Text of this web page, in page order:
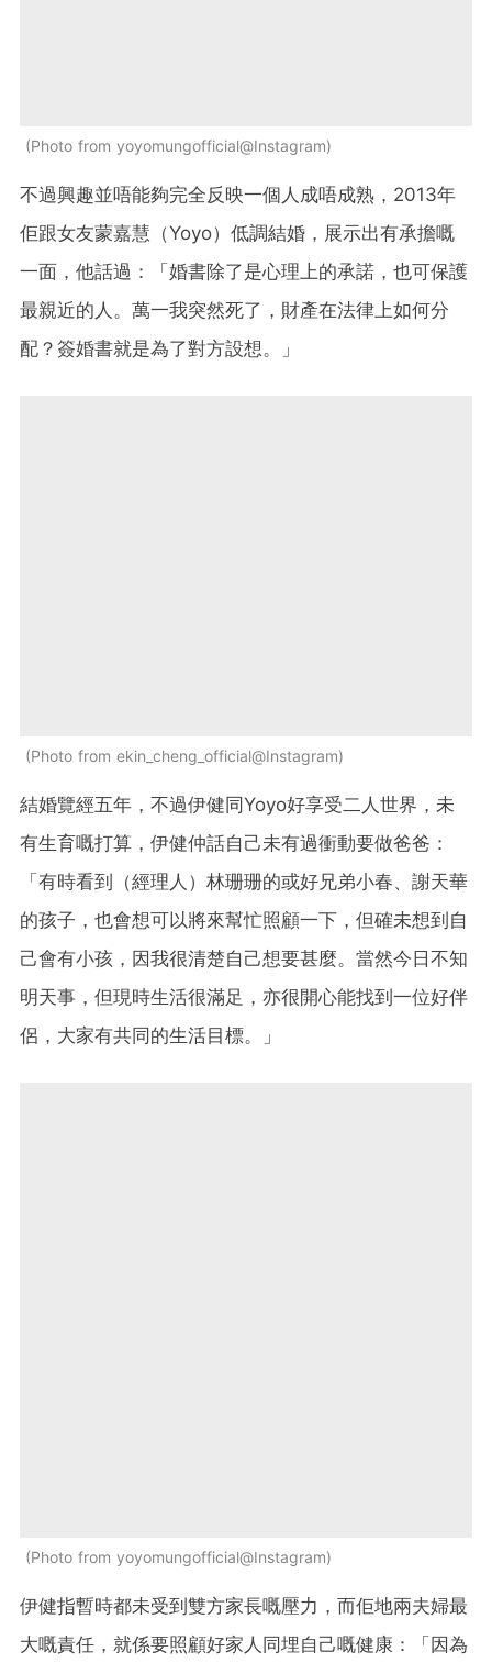
Photo from yoyomungofficial@Instagram
不過興趣並唔能夠完全反映一個人成唔成熟，2013年
佢跟女友蒙嘉慧（Yoyo）低調結婚，展示出有承擔嘅
一面，他話過：「婚書除了是心理上的承諾，也可保護
最親近的人。萬一我突然死了，財產在法律上如何分
配？簽婚書就是為了對方設想。」
Photo from ekin_cheng_official@Instagram
結婚覽經五年，不過伊健同Yoyo好享受二人世界，未
有生育嘅打算，伊健仲話自己未有過衝動要做爸爸：
「有時看到（經理人）林珊珊的或好兄弟小春、謝天華
的孩子，也會想可以將來幫忙照顧一下，但確未想到自
己會有小孩，因我很清楚自己想要甚麼。當然今日不知
明天事，但現時生活很滿足，亦很開心能找到一位好伴
侶，大家有共同的生活目標。」
Photo from yoyomungofficial@Instagram
伊健指暫時都未受到雙方家長嘅壓力，而佢地兩夫婦最
大嘅責任，就係要照顧好家人同埋自己嘅健康：「因為